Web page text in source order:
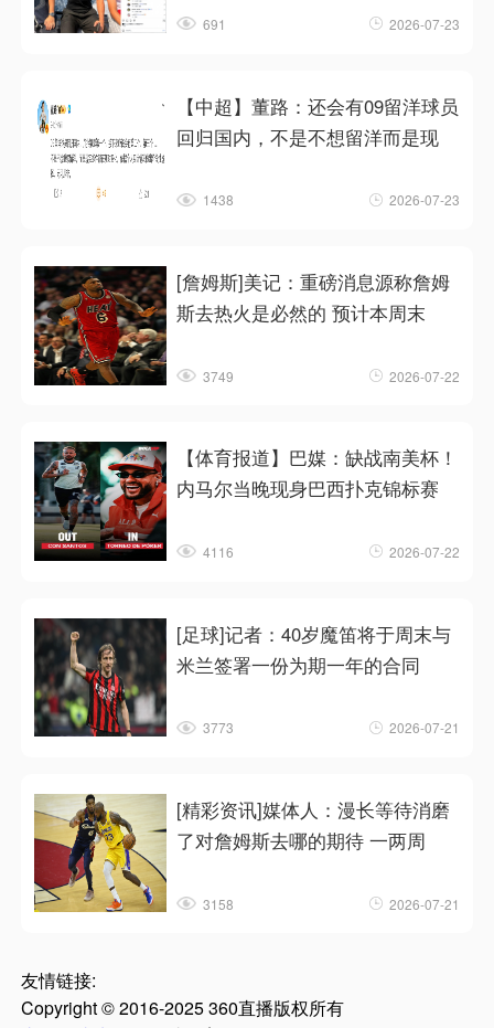
691 2026-07-23
【中超】董路：还会有09留洋球员
回归国内，不是不想留洋而是现
1438 2026-07-23
[詹姆斯]美记：重磅消息源称詹姆
斯去热火是必然的 预计本周末
3749 2026-07-22
【体育报道】巴媒：缺战南美杯！
内马尔当晚现身巴西扑克锦标赛
4116 2026-07-22
[足球]记者：40岁魔笛将于周末与
米兰签署一份为期一年的合同
3773 2026-07-21
[精彩资讯]媒体人：漫长等待消磨
了对詹姆斯去哪的期待 一两周
3158 2026-07-21
友情链接:
Copyright © 2016-2025 360直播版权所有